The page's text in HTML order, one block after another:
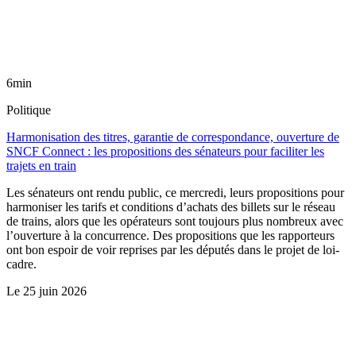
6min
Politique
Harmonisation des titres, garantie de correspondance, ouverture de
SNCF Connect : les propositions des sénateurs pour faciliter les
trajets en train
Les sénateurs ont rendu public, ce mercredi, leurs propositions pour
harmoniser les tarifs et conditions d’achats des billets sur le réseau
de trains, alors que les opérateurs sont toujours plus nombreux avec
l’ouverture à la concurrence. Des propositions que les rapporteurs
ont bon espoir de voir reprises par les députés dans le projet de loi-
cadre.
Le 25 juin 2026